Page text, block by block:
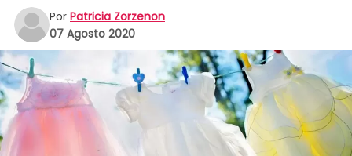
Por Patricia Zorzenon
07 Agosto 2020